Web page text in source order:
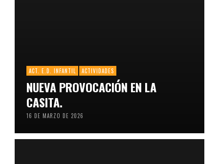
ACT. E.D. INFANTIL ACTIVIDADES
NUEVA PROVOCACIÓN EN LA
CASITA.
16 DE MARZO DE 2026